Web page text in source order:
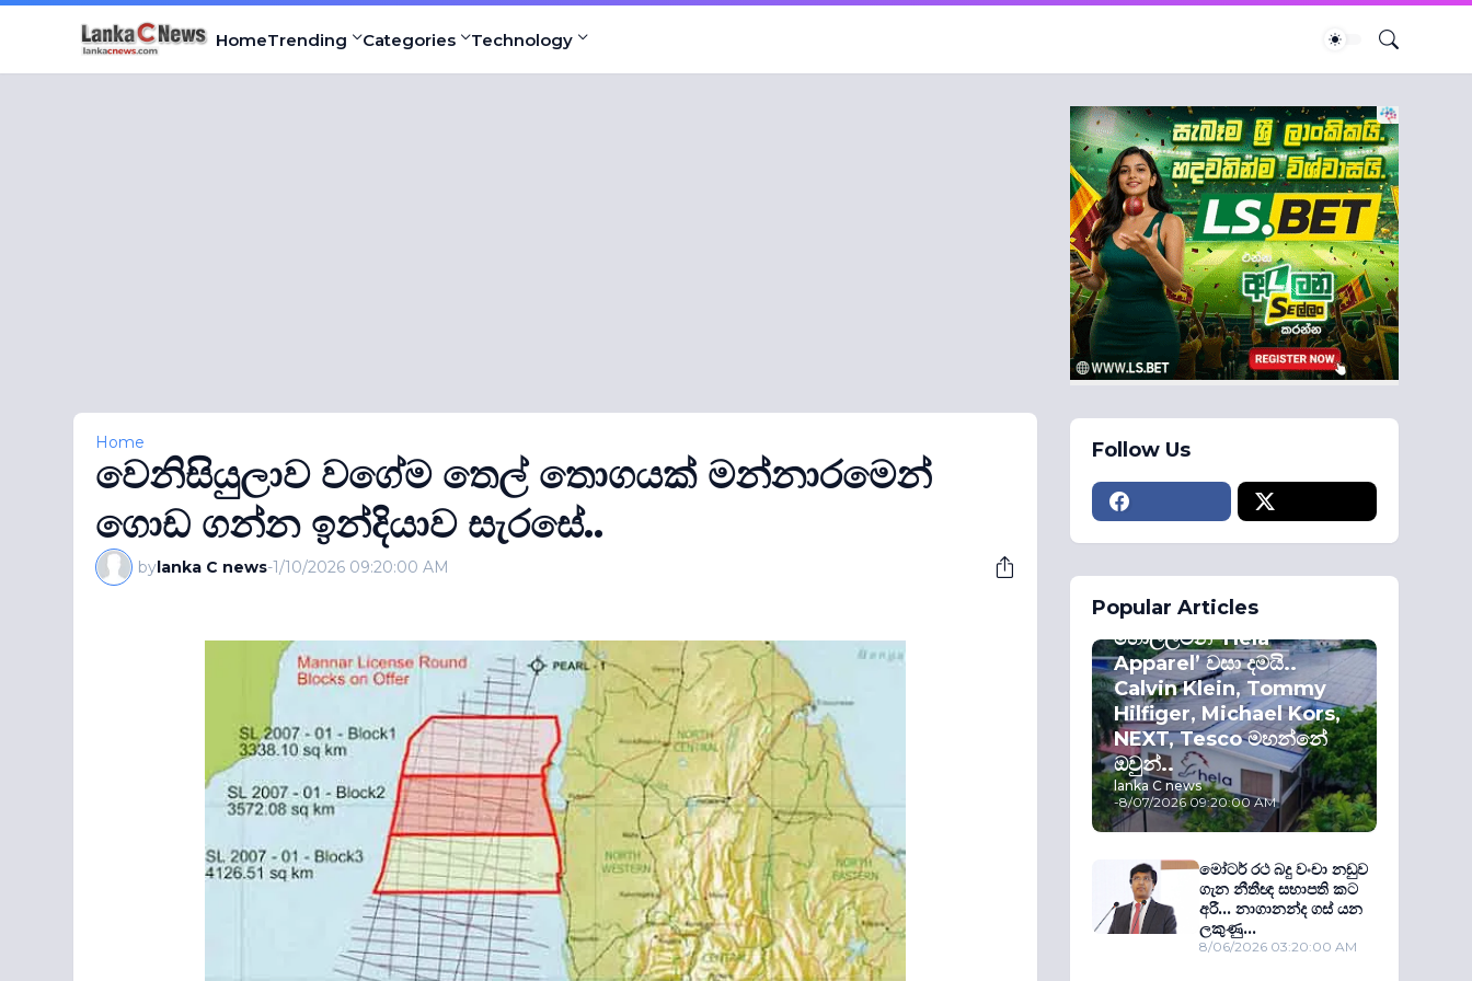
HomeTrending Categories Technology
Home
වෙනිසියුලාව වගේම තෙල් තොගයක් මන්නාරමෙන්
ගොඩ ගන්න ඉන්දියාව සැරසේ..
bylanka C news-1/10/2026 09:20:00 AM
Follow Us
Popular Articles
කොළඹ කොටස්
හොල්ලමින් ‘Hela
Apparel’ වසා දමයි..
Calvin Klein, Tommy
Hilfiger, Michael Kors,
NEXT, Tesco මහන්නේ
ඔවුන්..
lanka C news
-8/07/2026 09:20:00 AM
මෝටර් රථ බදු වංචා නඩුව
ගැන නීතීඥ සභාපති කට
අරී... නාගානන්ද ගස් යන
ලකුණු...
8/06/2026 03:20:00 AM